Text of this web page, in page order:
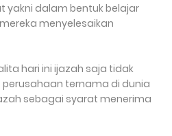
yakni dalam bentuk belajar
menyelesaikan
hari ini ijazah saja tidak
perusahaan ternama di dunia
sebagai syarat menerima